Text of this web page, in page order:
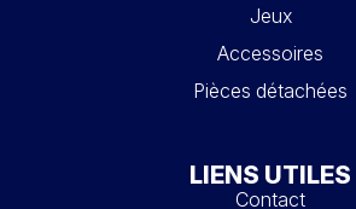
Jeux
Accessoires
Pièces détachées
LIENS UTILES
Contact